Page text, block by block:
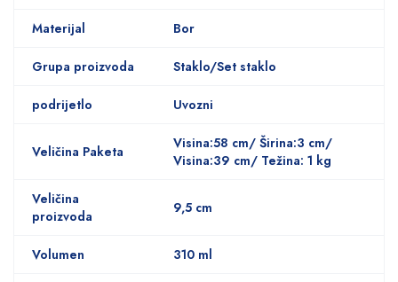
Materijal Bor
Grupa proizvoda Staklo/Set staklo
podrijetlo Uvozni
Veličina Paketa
Visina:58 cm/ Širina:3 cm/
Visina:39 cm/ Težina: 1 kg
Veličina
proizvoda
9,5 cm
Volumen 310 ml